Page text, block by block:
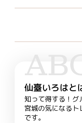
仙臺いろはと
知って得する！グ
宮城の気になるト
です。